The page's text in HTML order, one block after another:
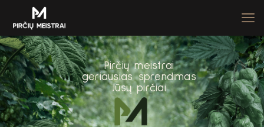
Pirčių meistrai
geriausias sprendimas
Jūsų pirčiai